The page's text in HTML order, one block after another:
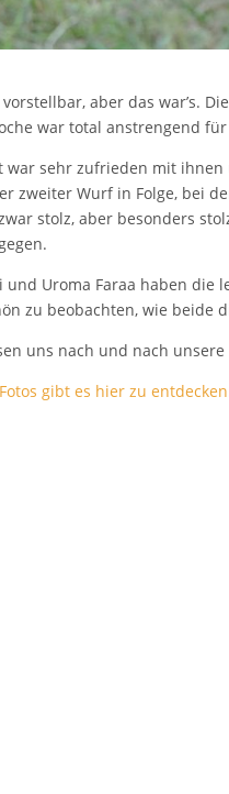
vorstellbar, aber das war’s.
war total anstrengend
war sehr zufrieden mit ihnen
zweiter Wurf in Folge, bei
stolz, aber besonders
und Uroma Faraa haben die
zu beobachten, wie beide
uns nach und nach
gibt es hier zu